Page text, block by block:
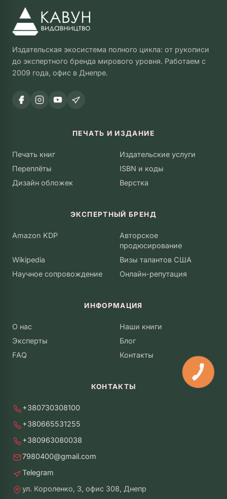
Издательская экосистема полного цикла: от рукописи
до экспертного бренда мирового уровня. Работаем с
2009 года, офис в Днепре.
ПЕЧАТЬ И ИЗДАНИЕ
Печать книг
Издательские услуги
Переплёты
ISBN и коды
Дизайн обложек
Верстка
ЭКСПЕРТНЫЙ БРЕНД
Amazon KDP
Авторское
продюсирование
Wikipedia
Визы талантов США
Научное сопровождение
Онлайн-репутация
ИНФОРМАЦИЯ
О нас
Наши книги
Эксперты
Блог
FAQ
Контакты
КОНТАКТЫ
+380730308100
+380665531255
+380963080038
7980400@gmail.com
Telegram
ул. Короленко, 3, офис 308, Днепр